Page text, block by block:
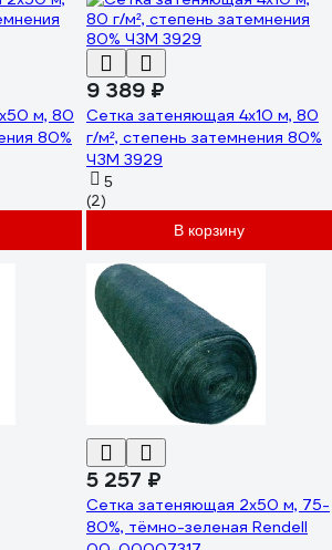
м, 80
80%
9 389 ₽
Сетка затеняющая 4x10 м, 80
г/м², степень затемнения 80%
ЧЗМ 3929
5
(2)
В корзину
5 257 ₽
Сетка затеняющая 2x50 м, 75-
80%, тёмно-зеленая Rendell